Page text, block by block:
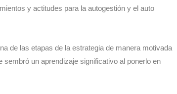
y actitudes para la autogestión y el auto
de las etapas de la estrategia de manera motivada
un aprendizaje significativo al ponerlo en